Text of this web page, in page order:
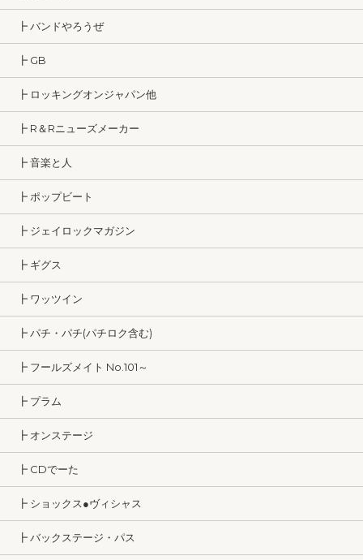
┣ バンドやろうぜ
┣ GB
┣ ロッキングオンジャパン他
┣ R＆Rニューズメーカー
┣ 音楽と人
┣ ポップビート
┣ ジェイロックマガジン
┣ ギグス
┣ ワッツイン
┣ パチ・パチ(パチロク含む)
┣ フールズメイト No.101～
┣ プラム
┣ オンステージ
┣ CDでーた
┣ ショックス●ヴィシャス
┣ バックステージ・パス